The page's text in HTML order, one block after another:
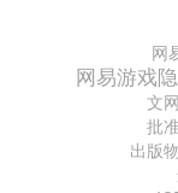
网
网易游戏
文
批
出版